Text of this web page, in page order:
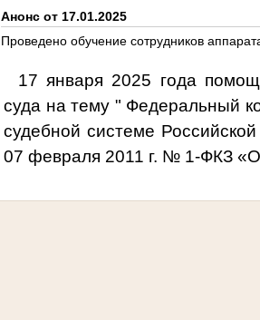
Анонс от 17.01.2025
Проведено обучение сотрудников
17 января 2025 года
суда на тему " Федеральный
судебной системе
07 февраля 2011 г. № 1-ФКЗ